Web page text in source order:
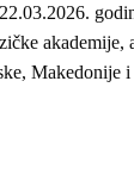
akademije,
Makedonije i